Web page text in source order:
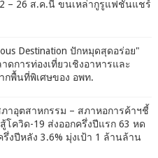
22 – 26 ส.ค.นี้ ขนเหล่ากูรูแฟชั่นแชร์
Destination ปักหมุดสุดอร่อย"
ดการท่องเที่ยวเชิงอาหารและ
พื้นที่พิเศษของ อพท.
าอุตสาหกรรม – สภาหอการค้าฯชี้
โควิด-19 ส่งออกครึ่งปีแรก 63 หด
งปีหลัง 3.6% มุ่งเป้า 1 ล้านล้าน